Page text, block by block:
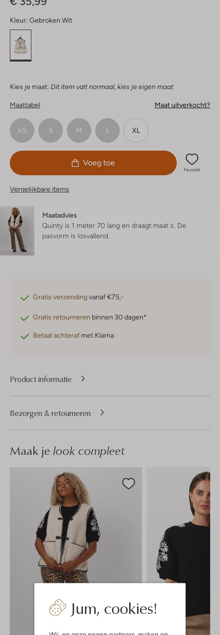
Jum, cookies!
Kleur: Gebroken Wit
Kies je maat: Dit item valt normaal, kies je eigen maat
Maattabel Maat uitverkocht?
XS S M L XL
Voeg toe
Favoriet
Vergelijkbare items
Maatadvies
Quinty is 1 meter 70 lang en draagt maat s. De
pasvorm is losvallend
Gratis verzendingvanaf €75,-
Gratis retourneren binnen 30 dagen*
Betaal achteraf met Klarna
Product informatie
Bezorgen & retourneren
Maak je look compleet